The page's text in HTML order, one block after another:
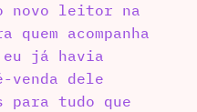
novo leitor na
acompanha
eu já havia
venda dele
para tudo que